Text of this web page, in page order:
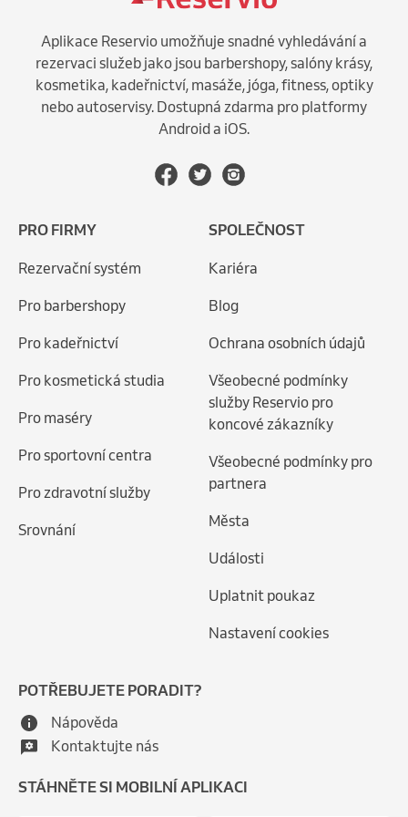
Aplikace Reservio umožňuje snadné vyhledávání a
rezervaci služeb jako jsou barbershopy, salóny krásy,
kosmetika, kadeřnictví, masáže, jóga, fitness, optiky
nebo autoservisy. Dostupná zdarma pro platformy
Android a iOS.
PRO FIRMY
Rezervační systém
Pro barbershopy
Pro kadeřnictví
Pro kosmetická studia
Pro maséry
Pro sportovní centra
Pro zdravotní služby
Srovnání
SPOLEČNOST
Kariéra
Blog
Ochrana osobních údajů
Všeobecné podmínky
služby Reservio pro
koncové zákazníky
Všeobecné podmínky pro
partnera
Města
Události
Uplatnit poukaz
Nastavení cookies
POTŘEBUJETE PORADIT?
Nápověda
Kontaktujte nás
STÁHNĚTE SI MOBILNÍ APLIKACI